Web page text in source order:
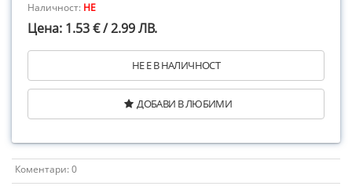
Наличност: НЕ
Цена: 1.53 € / 2.99 ЛВ.
НЕ Е В НАЛИЧНОСТ
ДОБАВИ В ЛЮБИМИ
Коментари: 0